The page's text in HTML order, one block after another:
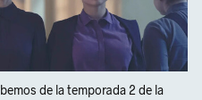
de la temporada 2 de la